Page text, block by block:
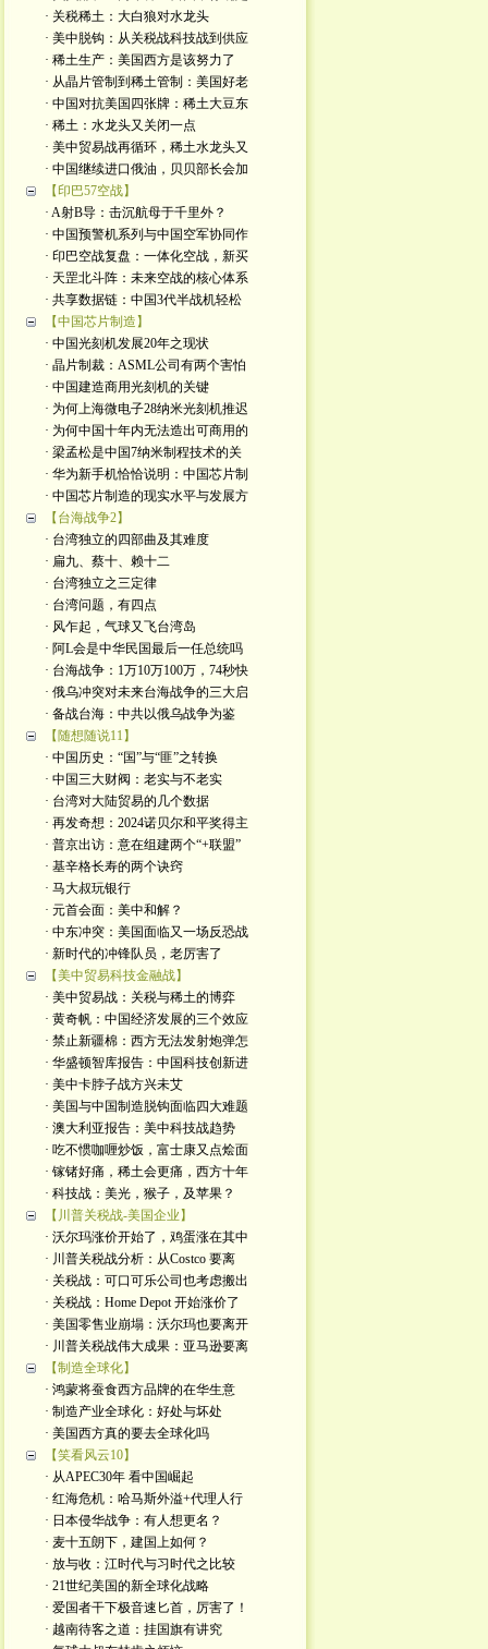
· 关税稀土：大白狼对水龙头
· 美中脱钩：从关税战科技战到供应
· 稀土生产：美国西方是该努力了
· 从晶片管制到稀土管制：美国好老
· 中国对抗美国四张牌：稀土大豆东
· 稀土：水龙头又关闭一点
· 美中贸易战再循环，稀土水龙头又
· 中国继续进口俄油，贝贝部长会加
【印巴57空战】
· A射B导：击沉航母于千里外？
· 中国预警机系列与中国空军协同作
· 印巴空战复盘：一体化空战，新买
· 天罡北斗阵：未来空战的核心体系
· 共享数据链：中国3代半战机轻松
【中国芯片制造】
· 中国光刻机发展20年之现状
· 晶片制裁：ASML公司有两个害怕
· 中国建造商用光刻机的关键
· 为何上海微电子28纳米光刻机推迟
· 为何中国十年内无法造出可商用的
· 梁孟松是中国7纳米制程技术的关
· 华为新手机恰恰说明：中国芯片制
· 中国芯片制造的现实水平与发展方
【台海战争2】
· 台湾独立的四部曲及其难度
· 扁九、蔡十、赖十二
· 台湾独立之三定律
· 台湾问题，有四点
· 风乍起，气球又飞台湾岛
· 阿L会是中华民国最后一任总统吗
· 台海战争：1万10万100万，74秒快
· 俄乌冲突对未来台海战争的三大启
· 备战台海：中共以俄乌战争为鉴
【随想随说11】
· 中国历史：“国”与“匪”之转换
· 中国三大财阀：老实与不老实
· 台湾对大陆贸易的几个数据
· 再发奇想：2024诺贝尔和平奖得主
· 普京出访：意在组建两个“+联盟”
· 基辛格长寿的两个诀窍
· 马大叔玩银行
· 元首会面：美中和解？
· 中东冲突：美国面临又一场反恐战
· 新时代的冲锋队员，老厉害了
【美中贸易科技金融战】
· 美中贸易战：关税与稀土的博弈
· 黄奇帆：中国经济发展的三个效应
· 禁止新疆棉：西方无法发射炮弹怎
· 华盛顿智库报告：中国科技创新进
· 美中卡脖子战方兴未艾
· 美国与中国制造脱钩面临四大难题
· 澳大利亚报告：美中科技战趋势
· 吃不惯咖喱炒饭，富士康又点烩面
· 镓锗好痛，稀土会更痛，西方十年
· 科技战：美光，猴子，及苹果？
【川普关税战-美国企业】
· 沃尔玛涨价开始了，鸡蛋涨在其中
· 川普关税战分析：从Costco 要离
· 关税战：可口可乐公司也考虑搬出
· 关税战：Home Depot 开始涨价了
· 美国零售业崩塌：沃尔玛也要离开
· 川普关税战伟大成果：亚马逊要离
【制造全球化】
· 鸿蒙将蚕食西方品牌的在华生意
· 制造产业全球化：好处与坏处
· 美国西方真的要去全球化吗
【笑看风云10】
· 从APEC30年 看中国崛起
· 红海危机：哈马斯外溢+代理人行
· 日本侵华战争：有人想更名？
· 麦十五朗下，建国上如何？
· 放与收：江时代与习时代之比较
· 21世纪美国的新全球化战略
· 爱国者干下极音速匕首，厉害了！
· 越南待客之道：挂国旗有讲究